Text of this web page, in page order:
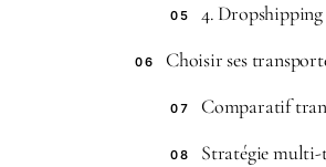
05 4. Dropshipping
06 Choisir ses
07 Comparatif
08 Stratégie